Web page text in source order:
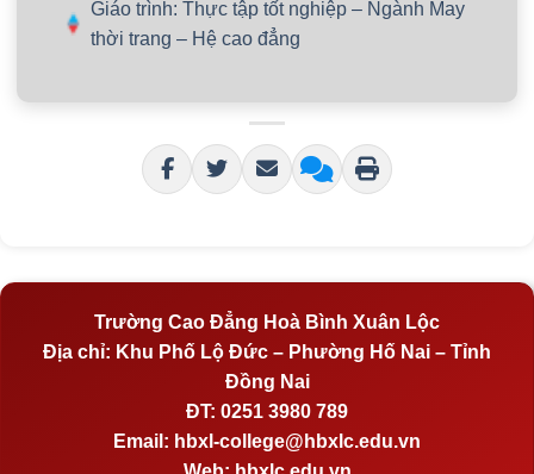
Giáo trình: Thực tập tốt nghiệp – Ngành May
thời trang – Hệ cao đẳng
Trường Cao Đẳng Hoà Bình Xuân Lộc
Địa chỉ: Khu Phố Lộ Đức – Phường Hố Nai – Tỉnh
Đồng Nai
ĐT: 0251 3980 789
Email: hbxl-college@hbxlc.edu.vn